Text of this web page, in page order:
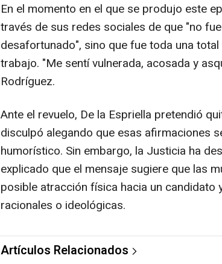
En el momento en el que se produjo este
través de sus redes sociales de que "no
desafortunado", sino que fue toda una
trabajo. "Me sentí vulnerada, acosada y
Rodríguez.
Ante el revuelo, De la Espriella pretendió
disculpó alegando que esas afirmaciones
humorístico. Sin embargo, la Justicia ha
explicado que el mensaje sugiere que las
posible atracción física hacia un candidato
racionales o ideológicas.
Artículos Relacionados